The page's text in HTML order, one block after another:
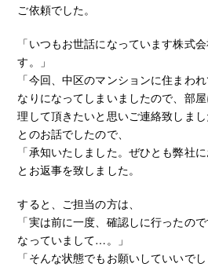
ご依頼でした。
「いつもお世話になっています株式
す。」
「今回、中区のマンションに住まわ
なりになってしまいましたので、部
理して頂きたいと思いご連絡致しまし
とのお話でしたので、
「承知いたしました。ぜひとも弊社
とお返事を致しました。
すると、ご担当の方は、
「実は前に一度、確認しに行ったの
なっていまして…。」
「そんな状態でもお願いしていいでし